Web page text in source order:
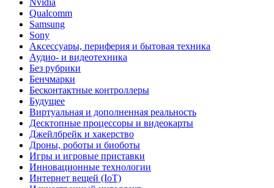
Nvidia
Qualcomm
Samsung
Sony
Аксессуары, периферия и бытовая техника
Аудио- и видеотехника
Без рубрики
Бенчмарки
Бесконтактные контроллеры
Будущее
Виртуальная и дополненная реальность
Десктопные процессоры и видеокарты
Джейлбрейк и хакерство
Дроны, роботы и биоботы
Игры и игровые приставки
Инновационные технологии
Интернет вещей (IoT)